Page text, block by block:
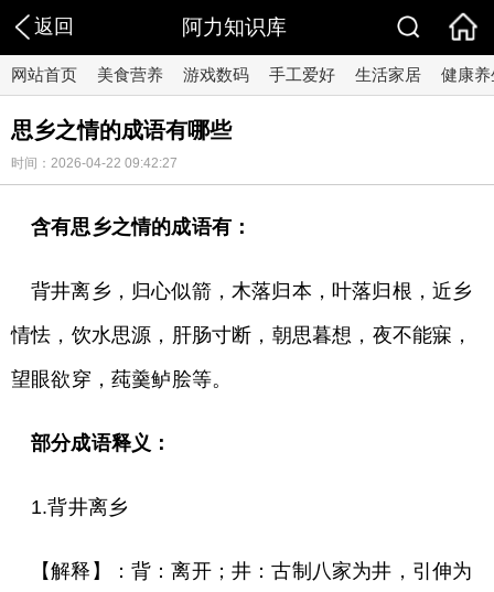
返回 阿力知识库
网站首页 美食营养 游戏数码 手工爱好 生活家居 健康养
思乡之情的成语有哪些
时间：2026-04-22 09:42:27
含有思乡之情的成语有：
背井离乡，归心似箭，木落归本，叶落归根，近乡
情怯，饮水思源，肝肠寸断，朝思暮想，夜不能寐，
望眼欲穿，莼羹鲈脍等。
部分成语释义：
1.背井离乡
【解释】：背：离开；井：古制八家为井，引伸为